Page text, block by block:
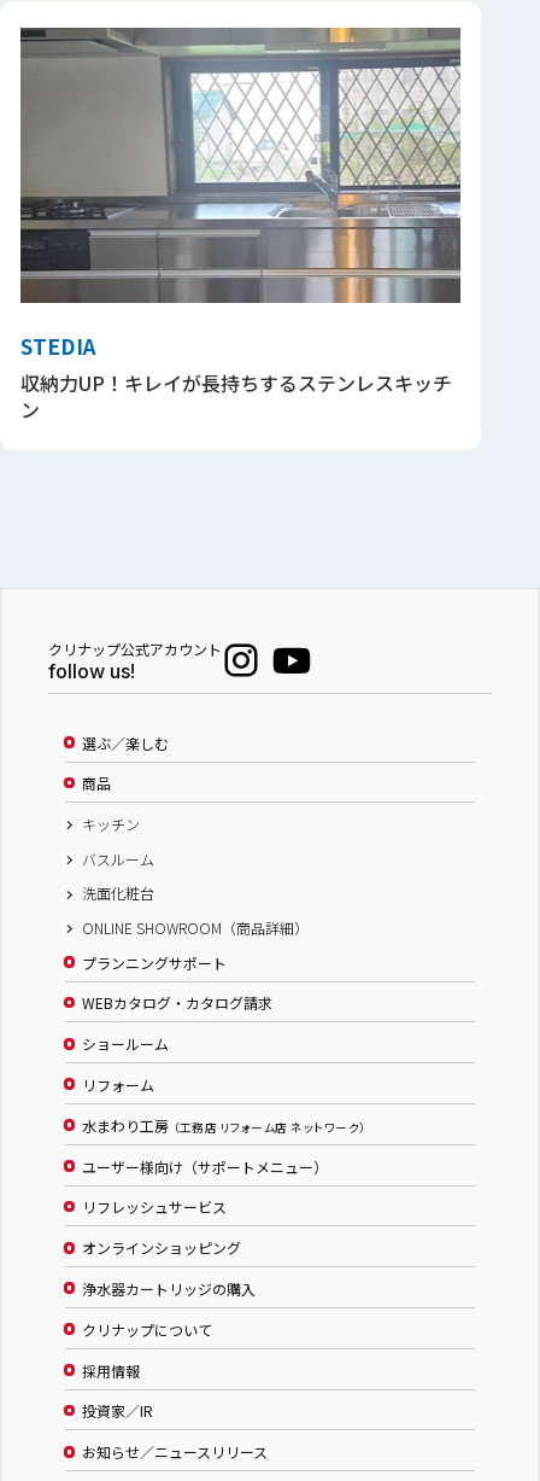
STEDIA
収納力UP！キレイが長持ちするステンレスキッチ
ン
クリナップ公式アカウント
follow us!
選ぶ／楽しむ
商品
キッチン
バスルーム
洗面化粧台
ONLINE SHOWROOM（商品詳細）
プランニングサポート
WEBカタログ・カタログ請求
ショールーム
リフォーム
水まわり工房 （工務店 リフォーム店 ネットワーク）
ユーザー様向け（サポートメニュー）
リフレッシュサービス
オンラインショッピング
浄水器カートリッジの購入
クリナップについて
採用情報
投資家／IR
お知らせ／ニュースリリース